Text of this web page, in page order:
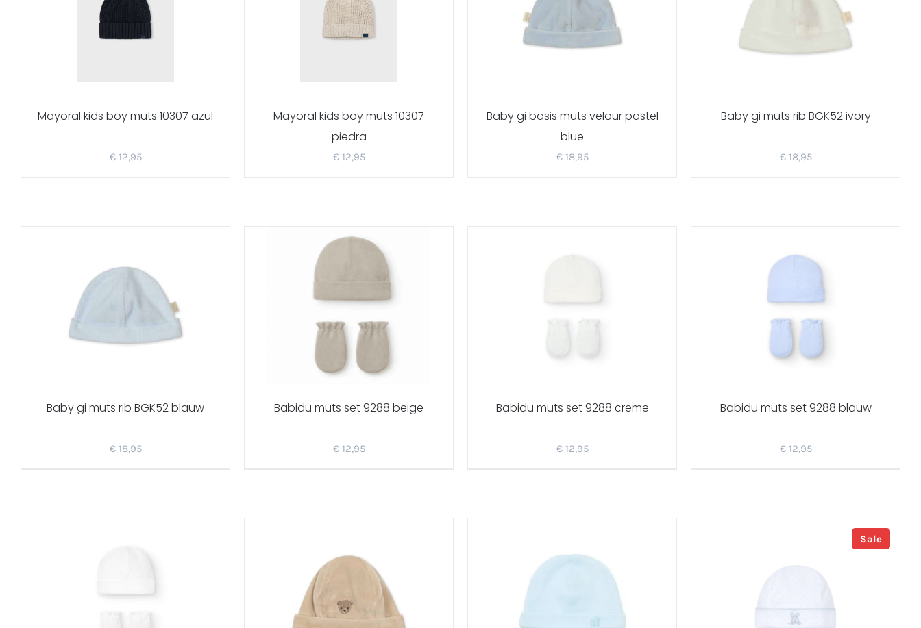
Mayoral kids boy muts 10307 azul
€12,95
Mayoral kids boy muts 10307
piedra
€12,95
Baby gi basis muts velour pastel
blue
€18,95
Baby gi muts rib BGK52 ivory
€18,95
Baby gi muts rib BGK52 blauw
€18,95
Babidu muts set 9288 beige
€12,95
Babidu muts set 9288 creme
€12,95
Babidu muts set 9288 blauw
€12,95
Sale